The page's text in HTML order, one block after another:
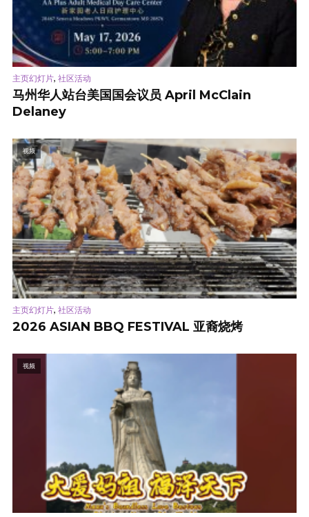
主页幻灯片, 社区活动
马州华人站台美国国会议员 April McClain
Delaney
视频
主页幻灯片, 社区活动
2026 ASIAN BBQ FESTIVAL 亚裔烧烤
视频